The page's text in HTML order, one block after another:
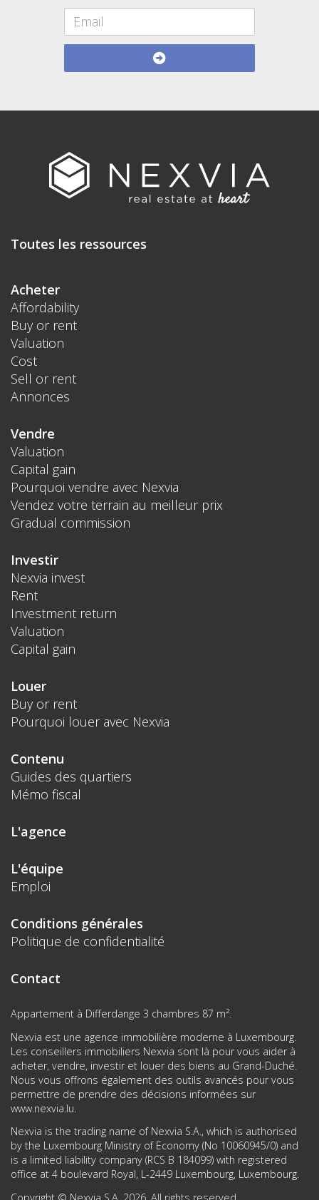
Toutes les ressources
Acheter
Affordability
Buy or rent
Valuation
Cost
Sell or rent
Annonces
Vendre
Valuation
Capital gain
Pourquoi vendre avec Nexvia
Vendez votre terrain au meilleur prix
Gradual commission
Investir
Nexvia invest
Rent
Investment return
Valuation
Capital gain
Louer
Buy or rent
Pourquoi louer avec Nexvia
Contenu
Guides des quartiers
Mémo fiscal
L'agence
L'équipe
Emploi
Conditions générales
Politique de confidentialité
Contact
Appartement à Differdange 3 chambres 87 m².
Nexvia est une agence immobilière moderne à Luxembourg.
Les conseillers immobiliers Nexvia sont là pour vous aider à
acheter, vendre, investir et louer des biens au Grand-Duché.
Nous vous offrons également des outils avancés pour vous
permettre de prendre des décisions informées sur
www.nexvia.lu.
Nexvia is the trading name of Nexvia S.A., which is authorised
by the Luxembourg Ministry of Economy (No 10060945/0) and
is a limited liability company (RCS B 184099) with registered
office at 4 boulevard Royal, L-2449 Luxembourg, Luxembourg.